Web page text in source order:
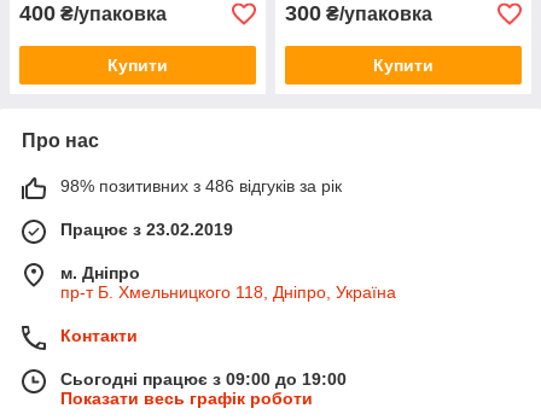
400 ₴/упаковка
Купити
300 ₴/упаковка
Купити
Про нас
98% позитивних з 486 відгуків за рік
Працює з 23.02.2019
м. Дніпро
пр-т Б. Хмельницкого 118, Дніпро, Україна
Контакти
Сьогодні працює з 09:00 до 19:00
Показати весь графік роботи